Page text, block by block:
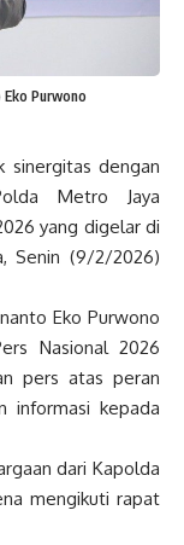
Purwono
dengan
Metro Jaya
yang digelar di
Senin (9/2/2026)
Eko Purwono
Nasional 2026
pers atas peran
informasi kepada
dari Kapolda
mengikuti rapat